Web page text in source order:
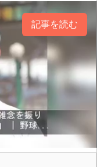
記事を読む